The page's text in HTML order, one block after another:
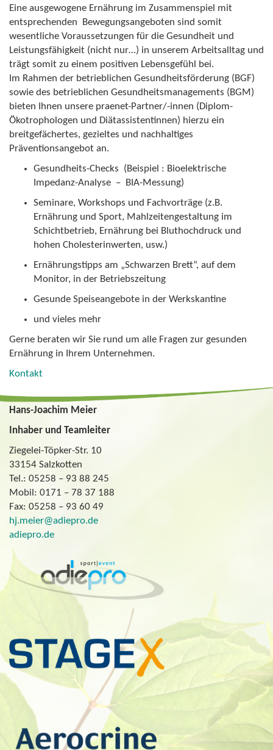
Eine ausgewogene Ernährung im Zusammenspiel mit
entsprechenden Bewegungsangeboten sind somit
wesentliche Voraussetzungen für die Gesundheit und
Leistungsfähigkeit (nicht nur…) in unserem Arbeitsalltag und
trägt somit zu einem positiven Lebensgefühl bei.
Im Rahmen der betrieblichen Gesundheitsförderung (BGF)
sowie des betrieblichen Gesundheitsmanagements (BGM)
bieten Ihnen unsere praenet-Partner/-innen (Diplom-
Ökotrophologen und Diätassistentinnen) hierzu ein
breitgefächertes, gezieltes und nachhaltiges
Präventionsangebot an.
Gesundheits-Checks (Beispiel : Bioelektrische
Impedanz-Analyse – BIA-Messung)
Seminare, Workshops und Fachvorträge (z.B.
Ernährung und Sport, Mahlzeitengestaltung im
Schichtbetrieb, Ernährung bei Bluthochdruck und
hohen Cholesterinwerten, usw.)
Ernährungstipps am „Schwarzen Brett“, auf dem
Monitor, in der Betriebszeitung
Gesunde Speiseangebote in der Werkskantine
und vieles mehr
Gerne beraten wir Sie rund um alle Fragen zur gesunden
Ernährung in Ihrem Unternehmen.
Kontakt
Hans-Joachim Meier
Inhaber und Teamleiter
Ziegelei-Töpker-Str. 10
33154 Salzkotten
Tel.: 05258 – 93 88 245
Mobil: 0171 – 78 37 188
Fax: 05258 – 93 60 49
hj.meier@adiepro.de
adiepro.de